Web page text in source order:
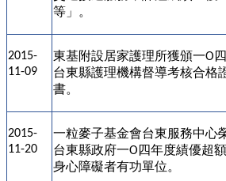
等」。
2015-
11-09
東基附設居家護理所獲頒一O
台東縣護理機構督導考核合格
書。
2015-
11-20
一粒麥子基金會台東服務中心
台東縣政府一O 四年度績優超
身心障礙者有功單位。